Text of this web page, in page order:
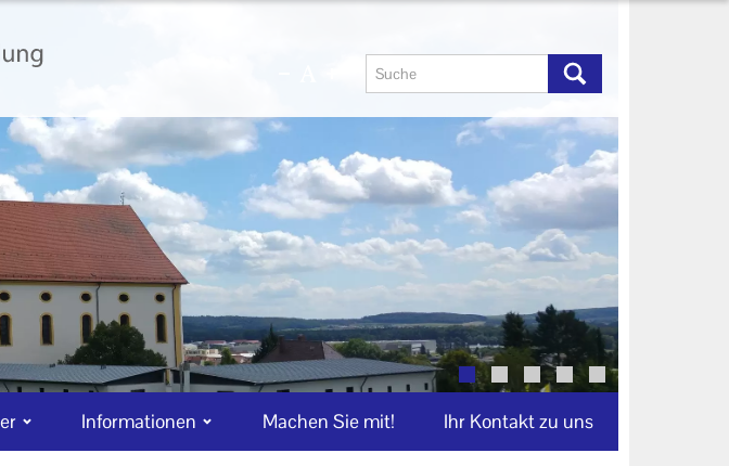
Informationen Machen Sie mit! Ihr Kontakt zu uns